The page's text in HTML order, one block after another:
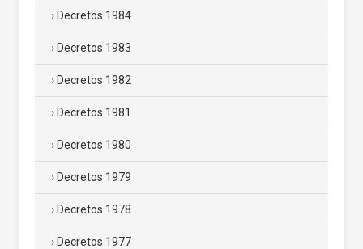
Decretos 1984
Decretos 1983
Decretos 1982
Decretos 1981
Decretos 1980
Decretos 1979
Decretos 1978
Decretos 1977